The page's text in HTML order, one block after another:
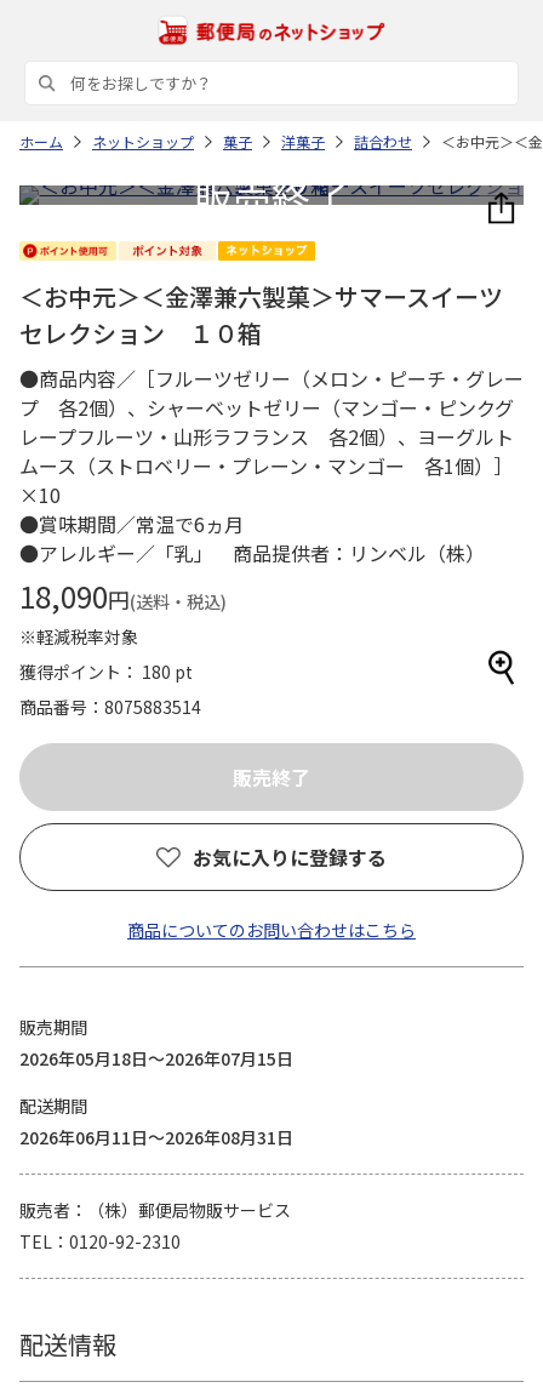
ホーム ネットショップ 菓子 洋菓子 詰合わせ ＜お中元＞＜
＜お中元＞＜金澤兼六製菓＞サマースイーツ
セレクション １０箱
●商品内容／［フルーツゼリー（メロン・ピーチ・グレー
プ 各2個）、シャーベットゼリー（マンゴー・ピンクグ
レープフルーツ・山形ラフランス 各2個）、ヨーグルト
ムース（ストロベリー・プレーン・マンゴー 各1個）］
×10
●賞味期間／常温で6ヵ月
●アレルギー／「乳」 商品提供者：リンベル（株）
18,090円(送料・税込)
※軽減税率対象
獲得ポイント： 180 pt
商品番号
8075883514
お気に入りに登録する
商品についてのお問い合わせはこちら
販売期間
2026年05月18日～2026年07月15日
配送期間
2026年06月11日～2026年08月31日
販売者
（株）郵便局物販サービス
TEL
0120-92-2310
配送情報